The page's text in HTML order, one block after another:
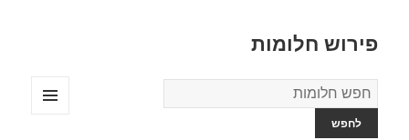
פירוש חלומות
מילון
החלומות